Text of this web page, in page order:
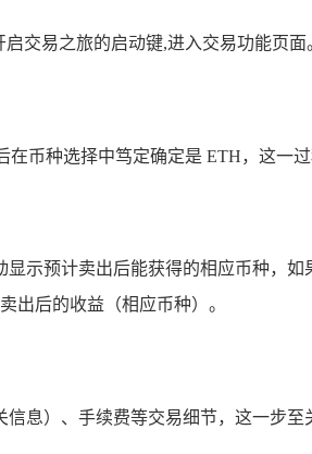
交易之旅的启动键,进入交易功能页面
币种选择中笃定确定是 ETH，这一
示预计卖出后能获得的相应币种，
出后的收益（相应币种）。
息）、手续费等交易细节，这一步